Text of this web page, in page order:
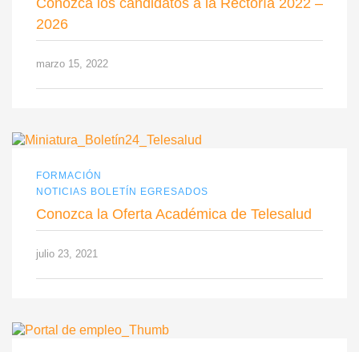
Conozca los candidatos a la Rectoría 2022 –
2026
marzo 15, 2022
FORMACIÓN
NOTICIAS BOLETÍN EGRESADOS
Conozca la Oferta Académica de Telesalud
julio 23, 2021